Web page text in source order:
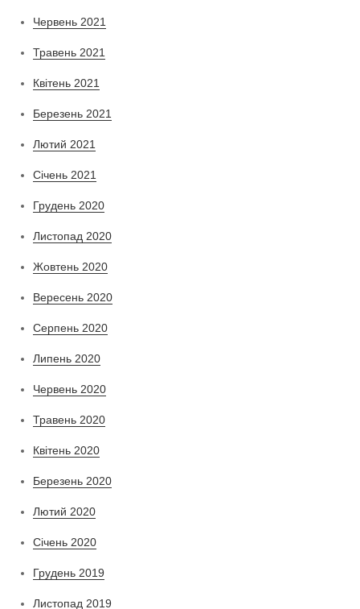
Червень 2021
Травень 2021
Квітень 2021
Березень 2021
Лютий 2021
Січень 2021
Грудень 2020
Листопад 2020
Жовтень 2020
Вересень 2020
Серпень 2020
Липень 2020
Червень 2020
Травень 2020
Квітень 2020
Березень 2020
Лютий 2020
Січень 2020
Грудень 2019
Листопад 2019